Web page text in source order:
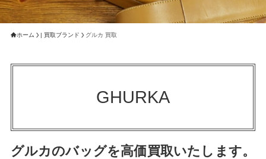
ホーム | 買取ブランド グルカ 買取
GHURKA
グルカのバッグを高価買取いたします。